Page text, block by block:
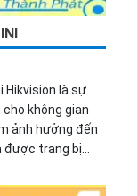
Hikvision là sự
không gian
ảnh hưởng đến
được trang bị
bảo chất